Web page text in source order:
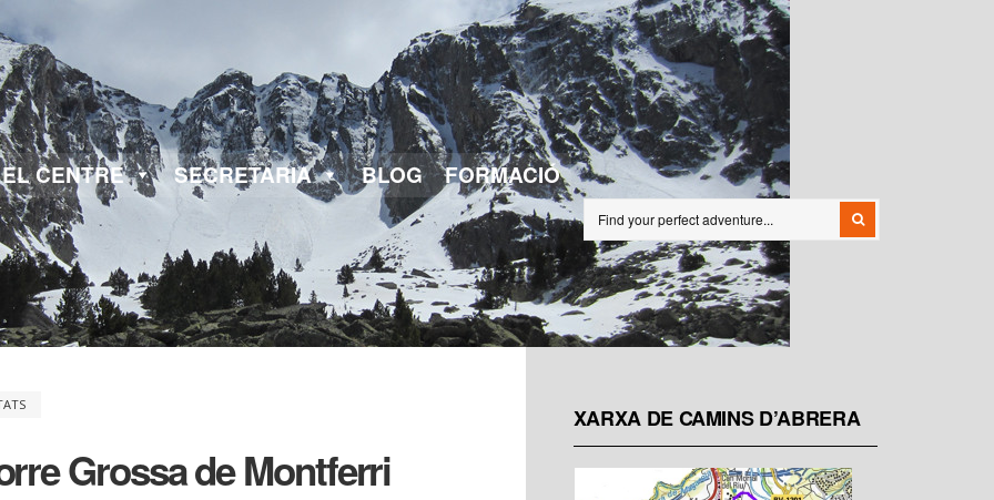
EL CENTRE SECRETARIA BLOG FORMACIÓ
Grossa de Montferri
XARXA DE CAMINS D’ABRERA